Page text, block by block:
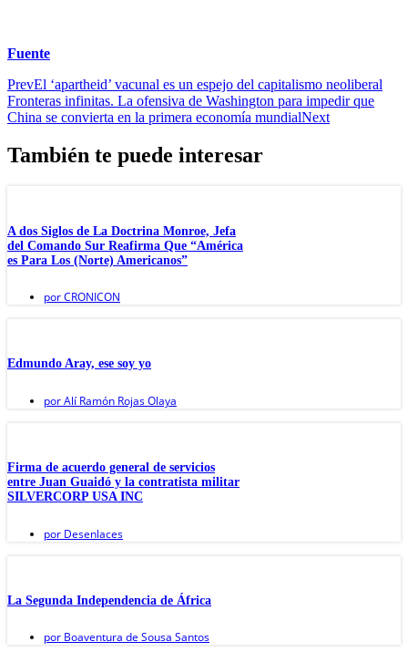
Fuente
PrevEl ‘apartheid’ vacunal es un espejo del capitalismo neoliberal
Fronteras infinitas. La ofensiva de Washington para impedir que
China se convierta en la primera economía mundialNext
También te puede interesar
A dos Siglos de La Doctrina Monroe, Jefa
del Comando Sur Reafirma Que “América
es Para Los (Norte) Americanos”
porCRONICON
Edmundo Aray, ese soy yo
porAlí Ramón Rojas Olaya
Firma de acuerdo general de servicios
entre Juan Guaidó y la contratista militar
SILVERCORP USA INC
por Desenlaces
La Segunda Independencia de África
por Boaventura de Sousa Santos